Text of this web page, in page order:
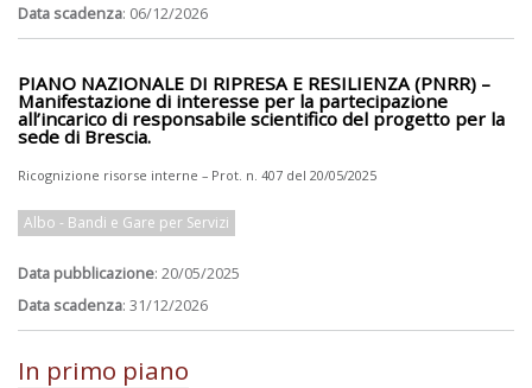
Data scadenza: 06/12/2026
PIANO NAZIONALE DI RIPRESA E RESILIENZA (PNRR) –
Manifestazione di interesse per la partecipazione
all’incarico di responsabile scientifico del progetto per la
sede di Brescia.
Ricognizione risorse interne – Prot. n. 407 del 20/05/2025
Albo - Bandi e Gare per Servizi
Data pubblicazione: 20/05/2025
Data scadenza: 31/12/2026
In primo piano